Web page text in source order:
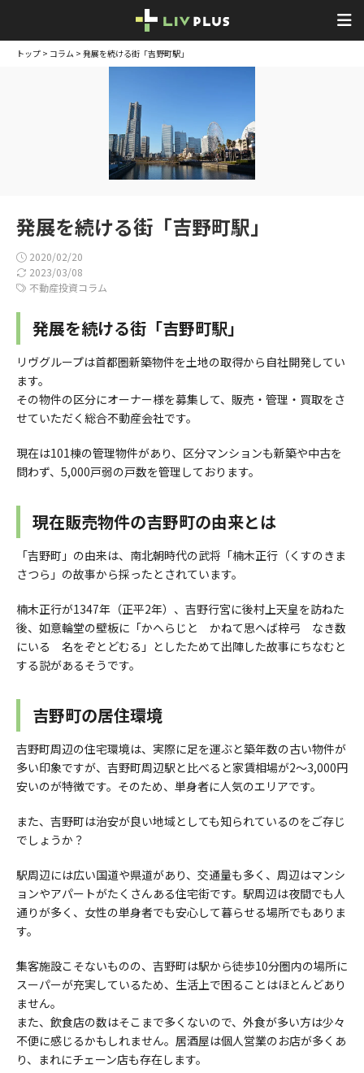
トップ > コラム > 発展を続ける街「吉野町駅」
発展を続ける街「吉野町駅」
2020/02/20
2023/03/08
不動産投資コラム
発展を続ける街「吉野町駅」
リヴグループは首都圏新築物件を土地の取得から自社開発してい
ます。
その物件の区分にオーナー様を募集して、販売・管理・買取をさ
せていただく総合不動産会社です。
現在は101棟の管理物件があり、区分マンションも新築や中古を
問わず、5,000戸弱の戸数を管理しております。
現在販売物件の吉野町の由来とは
「吉野町」の由来は、南北朝時代の武将「楠木正行（くすのきま
さつら」の故事から採ったとされています。
楠木正行が1347年（正平2年）、吉野行宮に後村上天皇を訪ねた
後、如意輪堂の壁板に「かへらじと かねて思へば梓弓 なき数
にいる 名をぞとどむる」としたためて出陣した故事にちなむと
する説があるそうです。
吉野町の居住環境
吉野町周辺の住宅環境は、実際に足を運ぶと築年数の古い物件が
多い印象ですが、吉野町周辺駅と比べると家賃相場が2～3,000円
安いのが特徴です。そのため、単身者に人気のエリアです。
また、吉野町は治安が良い地域としても知られているのをご存じ
でしょうか？
駅周辺には広い国道や県道があり、交通量も多く、周辺はマンシ
ョンやアパートがたくさんある住宅街です。駅周辺は夜間でも人
通りが多く、女性の単身者でも安心して暮らせる場所でもありま
す。
集客施設こそないものの、吉野町は駅から徒歩10分圏内の場所に
スーパーが充実しているため、生活上で困ることはほとんどあり
ません。
また、飲食店の数はそこまで多くないので、外食が多い方は少々
不便に感じるかもしれません。居酒屋は個人営業のお店が多くあ
り、まれにチェーン店も存在します。